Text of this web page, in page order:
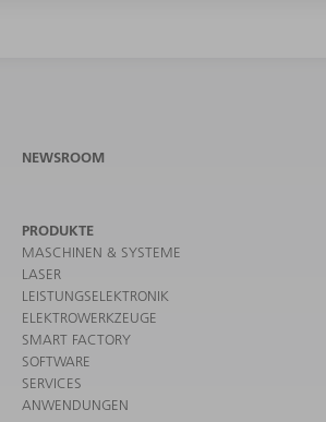
NEWSROOM
PRODUKTE
MASCHINEN & SYSTEME
LASER
LEISTUNGSELEKTRONIK
ELEKTROWERKZEUGE
SMART FACTORY
SOFTWARE
SERVICES
ANWENDUNGEN